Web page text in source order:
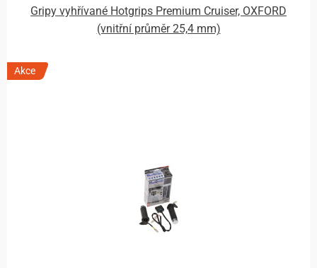
Gripy vyhřívané Hotgrips Premium Cruiser, OXFORD
(vnitřní průměr 25,4 mm)
Akce